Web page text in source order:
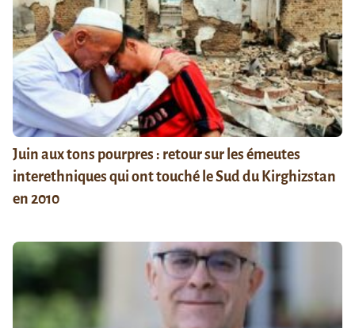
Juin aux tons pourpres : retour sur les émeutes
interethniques qui ont touché le Sud du Kirghizstan
en 2010